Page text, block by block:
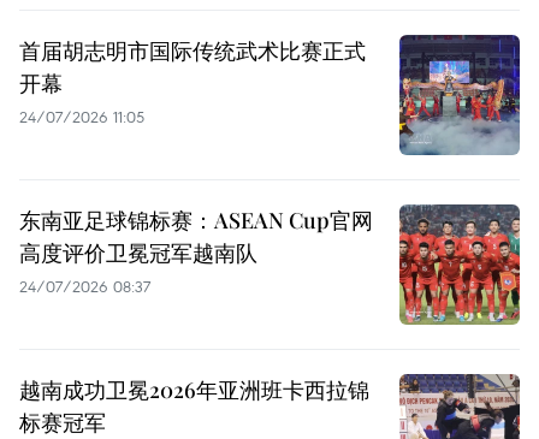
首届胡志明市国际传统武术比赛正式
开幕
24/07/2026 11:05
东南亚足球锦标赛：ASEAN Cup官网
高度评价卫冕冠军越南队
24/07/2026 08:37
越南成功卫冕2026年亚洲班卡西拉锦
标赛冠军